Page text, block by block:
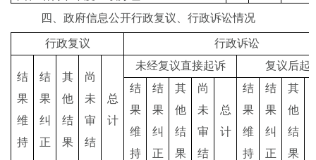
四、政府信息公开行政复议、行政诉讼情况
行政复议 行政诉讼
结
果
维
持
结
果
纠
正
其
他
结
果
尚
未
审
结
总
计
未经复议直接起诉
复议后起
结
果
维
持
结
果
纠
正
其
他
结
果
尚
未
审
结
总
计
结
果
维
持
结
果
纠
正
其
他
结
果